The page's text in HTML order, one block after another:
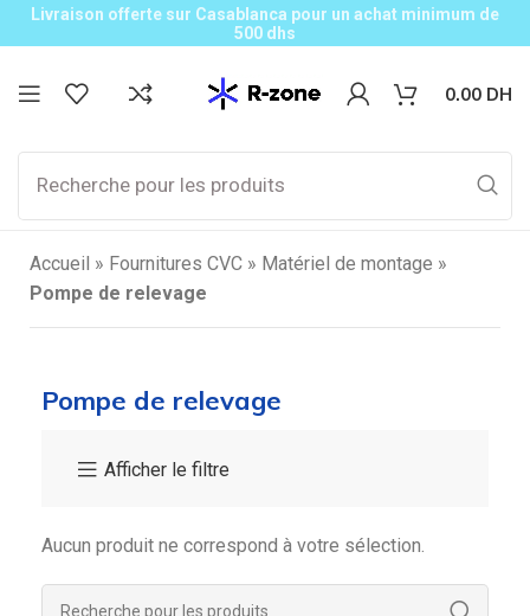
Livraison offerte sur Casablanca pour un achat minimum de
500 dhs
0.00 DH
Accueil » Fournitures CVC » Matériel de montage »
Pompe de relevage
Pompe de relevage
Afficher le filtre
Aucun produit ne correspond à votre sélection.